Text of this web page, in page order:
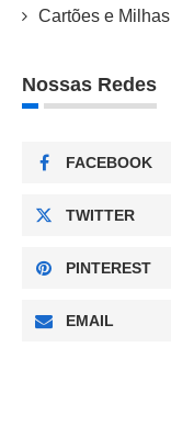
Cartões e Milhas
Nossas Redes
FACEBOOK
TWITTER
PINTEREST
EMAIL